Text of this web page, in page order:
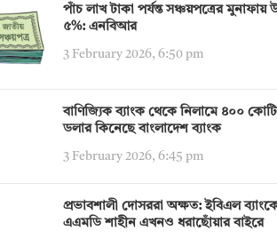
পাঁচ লাখ টাকা পর্যন্ত সঞ্চয়পত্রের
৫%: এনবিআর
3 February 2026, 6:50 pm
বাণিজ্যিক ব্যাংক থেকে নিলামে ৪০০
ডলার কিনেছে বাংলাদেশ ব্যাংক
3 February 2026, 6:45 pm
প্রভাবশালী দোসররা অক্ষত: ইবিএল
এএমডি শাহীন এখনও ধরাছোঁয়ার বাইরে